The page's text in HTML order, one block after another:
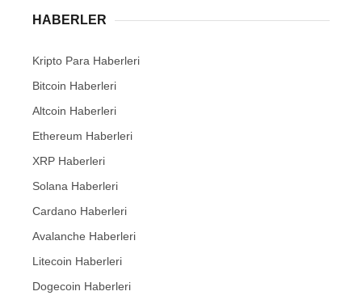
HABERLER
Kripto Para Haberleri
Bitcoin Haberleri
Altcoin Haberleri
Ethereum Haberleri
XRP Haberleri
Solana Haberleri
Cardano Haberleri
Avalanche Haberleri
Litecoin Haberleri
Dogecoin Haberleri